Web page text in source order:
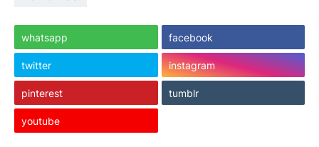
whatsapp facebook
twitter instagram
pinterest tumblr
youtube